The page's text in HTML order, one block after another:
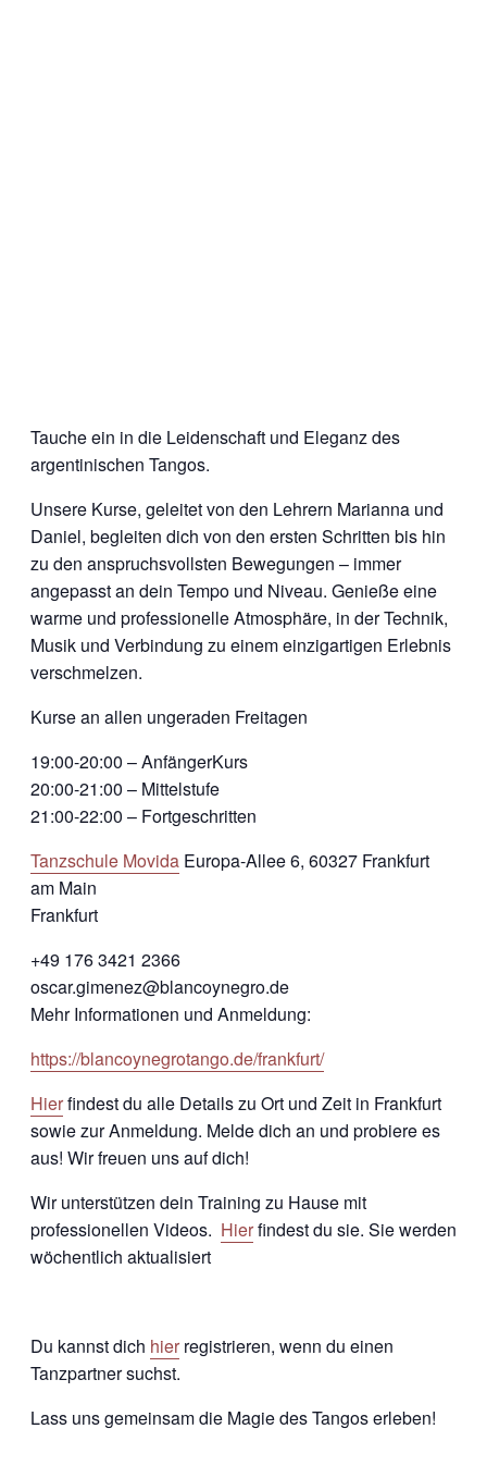
Tauche ein in die Leidenschaft und Eleganz des
argentinischen Tangos.
Unsere Kurse, geleitet von den Lehrern Marianna und
Daniel, begleiten dich von den ersten Schritten bis hin
zu den anspruchsvollsten Bewegungen – immer
angepasst an dein Tempo und Niveau. Genieße eine
warme und professionelle Atmosphäre, in der Technik,
Musik und Verbindung zu einem einzigartigen Erlebnis
verschmelzen.
Kurse an allen ungeraden Freitagen
19:00-20:00 – AnfängerKurs
20:00-21:00 – Mittelstufe
21:00-22:00 – Fortgeschritten
Tanzschule Movida Europa-Allee 6, 60327 Frankfurt
am Main
Frankfurt
+49 176 3421 2366
oscar.gimenez@blancoynegro.de
Mehr Informationen und Anmeldung:
https://blancoynegrotango.de/frankfurt/
Hierfindest du alle Details zu Ort und Zeit in Frankfurt
sowie zur Anmeldung. Melde dich an und probiere es
aus! Wir freuen uns auf dich!
Wir unterstützen dein Training zu Hause mit
professionellen Videos. Hierfindest du sie. Sie werden
wöchentlich aktualisiert
Du kannst dich hier registrieren, wenn du einen
Tanzpartner suchst.
Lass uns gemeinsam die Magie des Tangos erleben!